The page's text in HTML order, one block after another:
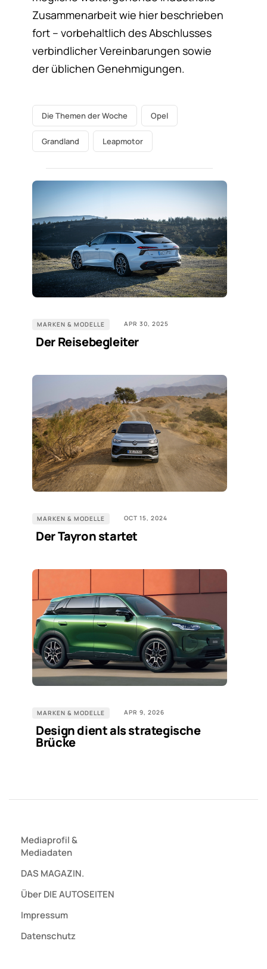
Zusammenarbeit wie hier beschrieben
fort – vorbehaltlich des Abschlusses
verbindlicher Vereinbarungen sowie
der üblichen Genehmigungen.
Die Themen der Woche Opel
Grandland Leapmotor
MARKEN & MODELLE APR 30, 2025
Der Reisebegleiter
MARKEN & MODELLE OCT 15, 2024
Der Tayron startet
MARKEN & MODELLE APR 9, 2026
Design dient als strategische
Brücke
Mediaprofil&
Mediadaten
DAS MAGAZIN.
Über DIE AUTOSEITEN
Impressum
Datenschutz